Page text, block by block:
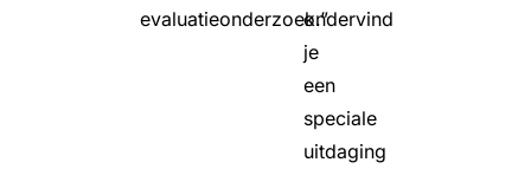
evaluatieonderzoek.”ondervind
je
een
speciale
uitdaging